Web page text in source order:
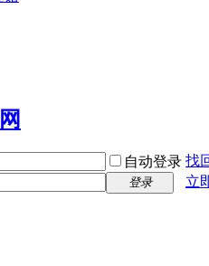
自动登录 找
登录
立